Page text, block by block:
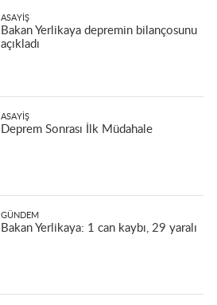
ASAYIŞ
Bakan Yerlikaya depremin bilançosunu
açıkladı
ASAYIŞ
Deprem Sonrası İlk Müdahale
GÜNDEM
Bakan Yerlikaya: 1 can kaybı, 29 yaralı